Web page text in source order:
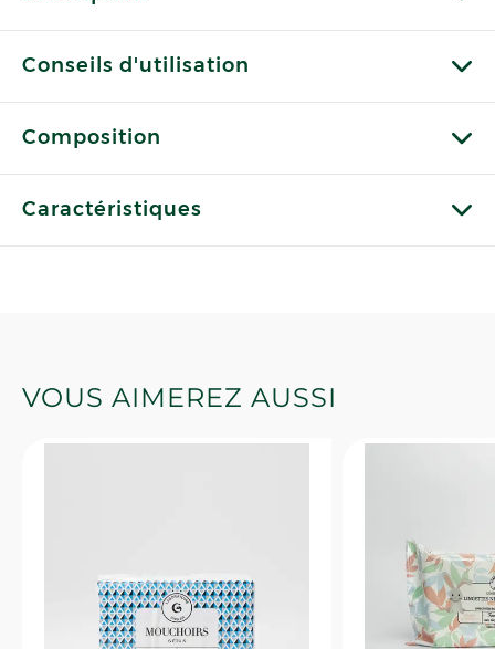
Conseils d'utilisation
Composition
Caractéristiques
VOUS AIMEREZ AUSSI